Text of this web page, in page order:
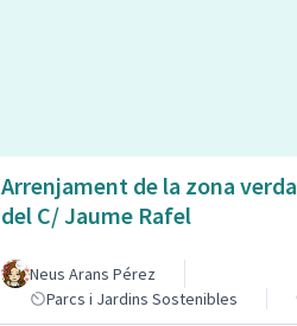
Arrenjament de la zona verda
del C/ Jaume Rafel
Neus Arans Pérez
Parcs i Jardins Sostenibles